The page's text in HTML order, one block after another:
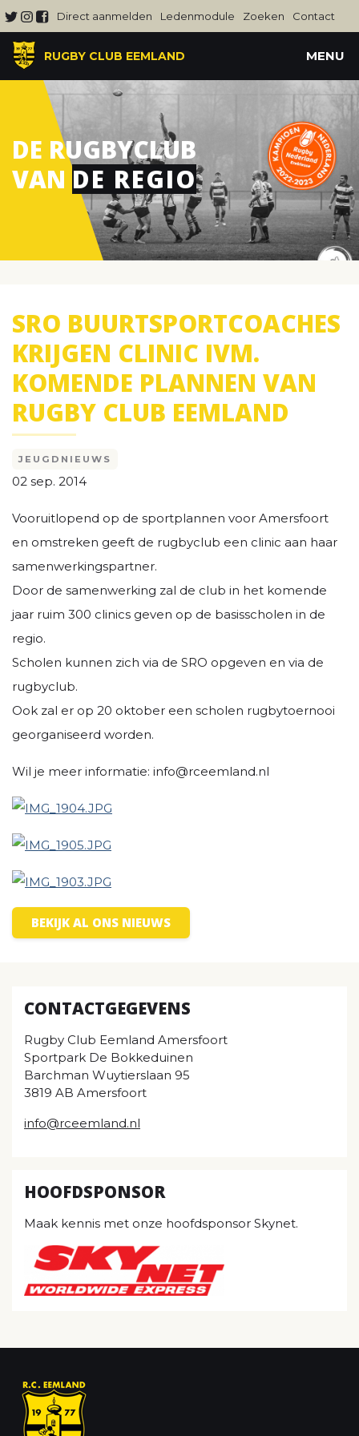
Direct aanmelden Ledenmodule Zoeken Contact
RUGBY CLUB EEMLAND MENU
DE RUGBYCLUB
VAN DE REGIO
SRO BUURTSPORTCOACHES
KRIJGEN CLINIC IVM.
KOMENDE PLANNEN VAN
RUGBY CLUB EEMLAND
JEUGDNIEUWS
02 sep. 2014
Vooruitlopend op de sportplannen voor Amersfoort
en omstreken geeft de rugbyclub een clinic aan haar
samenwerkingspartner.
Door de samenwerking zal de club in het komende
jaar ruim 300 clinics geven op de basisscholen in de
regio.
Scholen kunnen zich via de SRO opgeven en via de
rugbyclub.
Ook zal er op 20 oktober een scholen rugbytoernooi
georganiseerd worden.
Wil je meer informatie: info@rceemland.nl
BEKIJK AL ONS NIEUWS
CONTACTGEGEVENS
Rugby Club Eemland Amersfoort
Sportpark De Bokkeduinen
Barchman Wuytierslaan 95
3819 AB Amersfoort
info@rceemland.nl
HOOFDSPONSOR
Maak kennis met onze hoofdsponsor Skynet.